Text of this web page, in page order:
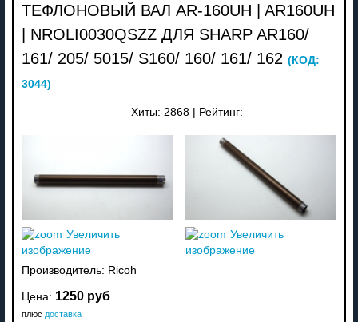
ТЕФЛОНОВЫЙ ВАЛ AR-160UH | AR160UH
| NROLI0030QSZZ ДЛЯ SHARP AR160/
161/ 205/ 5015/ S160/ 160/ 161/ 162 (КОД:
3044)
Хиты: 2868 Рейтинг:
Увеличить
изображение
Увеличить
изображение
Производитель: Ricoh
Цена: 1250 руб
плюс доставка